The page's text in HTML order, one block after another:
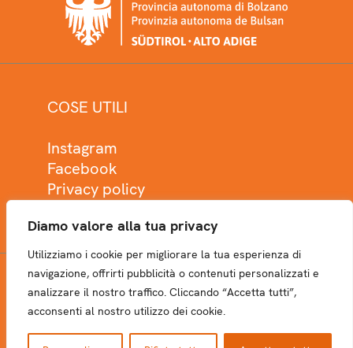
Diamo valore alla tua privacy
Utilizziamo i cookie per migliorare la tua esperienza di
navigazione, offrirti pubblicità o contenuti personalizzati e
analizzare il nostro traffico. Cliccando “Accetta tutti”,
acconsenti al nostro utilizzo dei cookie.
COSE UTILI
Instagram
Facebook
Privacy policy
NEWSLETTER